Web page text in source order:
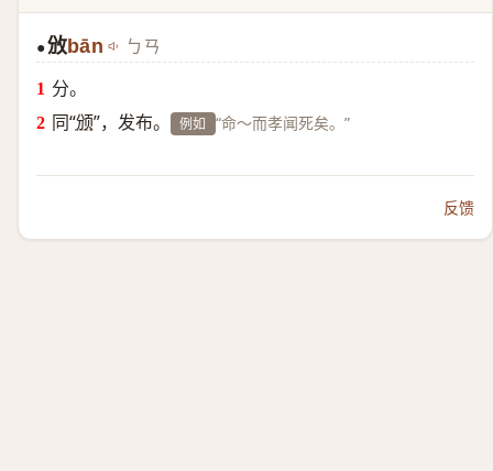
●攽bān ㄅㄢ
分。
同“颁”，发布。 例如 “命～而孝闻死矣。”
反馈